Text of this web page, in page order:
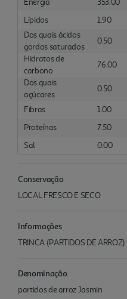
Lípidos
1.90
Dos quais ácidos
gordos saturados
0.50
Hidratos de
carbono
76.00
Dos quais
açúcares
0.50
Fibras 1.00
Proteínas
7.50
Sal
0.00
Conservação
LOCAL FRESCO E SECO
Informações
TRINCA (PARTIDOS DE ARROZ)
Denominação
partidos de arroz Jasmin